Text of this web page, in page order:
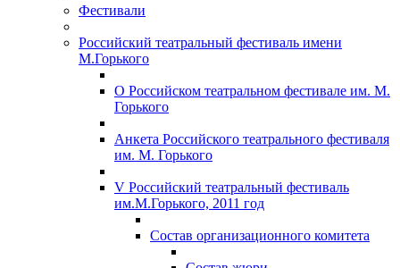
Фестивали
Российский театральный фестиваль имени
М.Горького
О Российском театральном фестивале им. М.
Горького
Анкета Российского театрального фестиваля
им. М. Горького
V Российский театральный фестиваль
им.М.Горького, 2011 год
Состав организационного комитета